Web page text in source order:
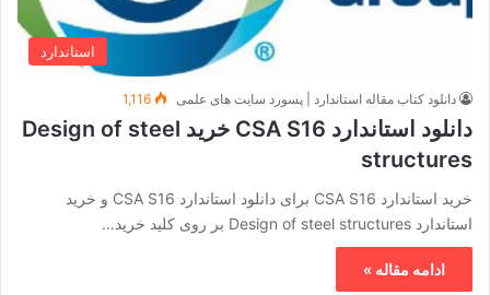
استاندارد
دانلود کتاب مقاله استاندارد | پسورد سایت های علمی 1,116
دانلود استاندارد CSA S16 خرید Design of steel
structures
خرید استاندارد CSA S16 برای دانلود استاندارد CSA S16 و خرید
استاندارد Design of steel structures بر روی کلید خرید…
ادامه مقاله »